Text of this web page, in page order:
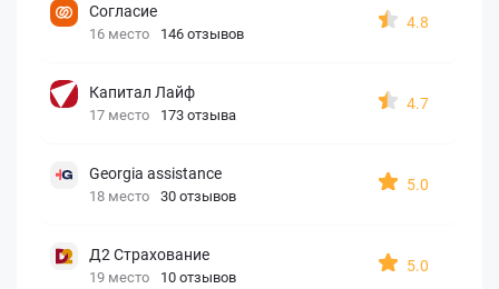
Согласие
16 место 146 отзывов
4.8
Капитал Лайф
17 место 173 отзыва
4.7
Georgia assistance
18 место 30 отзывов
5.0
Д2 Страхование
19 место 10 отзывов
5.0